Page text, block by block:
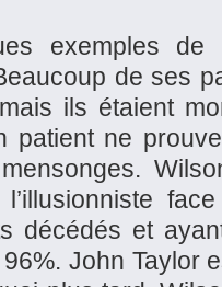
exemples
de ses
ils étaient
patient ne
décédés et
John Taylor